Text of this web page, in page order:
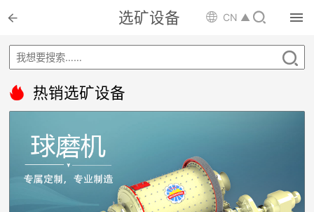
 选矿设备 CN ▲ 

 热销选矿设备
 首页
 选矿设备
 配件耗材
